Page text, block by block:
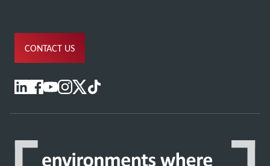
CONTACT US